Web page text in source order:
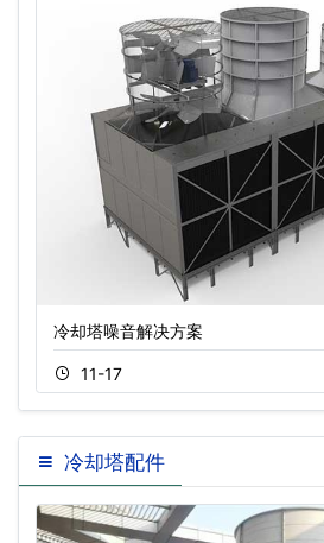
冷却塔噪音解决方案
11-17
冷却塔配件